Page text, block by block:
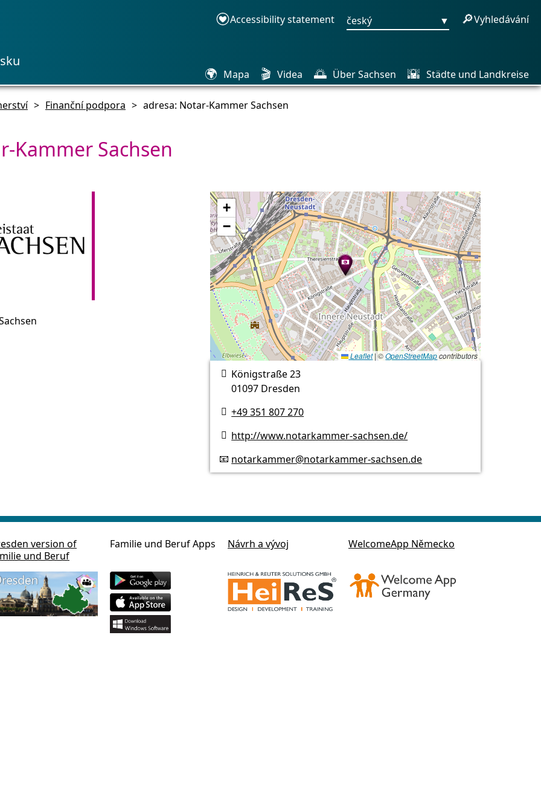
Accessibility statement český ▼ 🔎Vyhledávání
🌍 Mapa 🎬 Videa 🌅 Über Sachsen 🌇 Städte und Landkreise
> Finanční podpora > adresa: Notar-Kammer Sachsen
Kammer Sachsen
+
−
Leaflet | ©OpenStreetMapcontributors
 Königstraße 23
01097 Dresden
 +49 351 807 270
 http://www.notarkammer-sachsen.de/
📧 notarkammer@notarkammer-sachsen.de
version of
und Beruf
Familie und Beruf Apps Návrh a vývoj WelcomeApp Německo